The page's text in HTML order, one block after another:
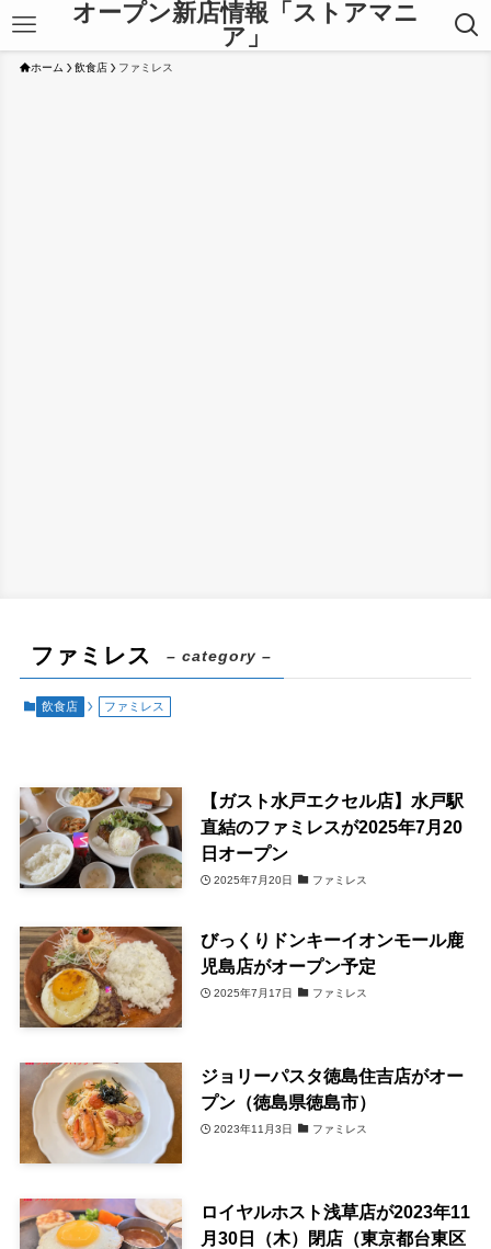
オープン新店情報「ストアマニ
ア」
ホーム 飲食店 ファミレス
ファミレス – category –
飲食店 ファミレス
【ガスト水戸エクセル店】水戸駅
直結のファミレスが2025年7月20
日オープン
2025年7月20日 ファミレス
びっくりドンキーイオンモール鹿
児島店がオープン予定
2025年7月17日 ファミレス
ジョリーパスタ徳島住吉店がオー
プン（徳島県徳島市）
2023年11月3日 ファミレス
ロイヤルホスト浅草店が2023年11
月30日（木）閉店（東京都台東区